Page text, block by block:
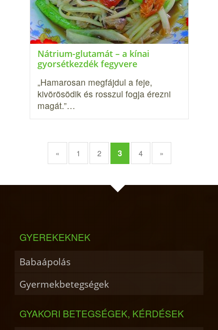
Nátrium-glutamát – a kínai
gyorsétkezdék fegyvere
„Hamarosan megfájdul a feje,
kivörösödik és rosszul fogja érezni
magát.”…
« 1 2 3 4 »
GYEREKEKNEK
Babaápolás
Gyermekbetegségek
GYAKORI BETEGSÉGEK, KÉRDÉSEK